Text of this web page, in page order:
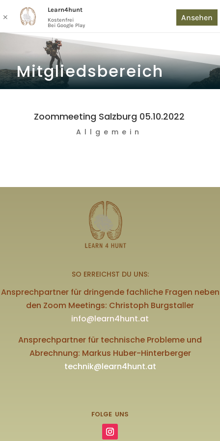
Mitgliedsbereich
Zoommeeting Salzburg 05.10.2022
Allgemein
SO ERREICHST DU UNS:
Ansprechpartner für dringende fachliche Fragen neben
den Zoom Meetings: Christoph Burgstaller
info@learn4hunt.at
Ansprechpartner für technische Probleme und
Abrechnung: Markus Huber-Hinterberger
technik@learn4hunt.at
FOLGE UNS
✕
Learn4hunt
Kostenfrei
Bei Google Play
Ansehen